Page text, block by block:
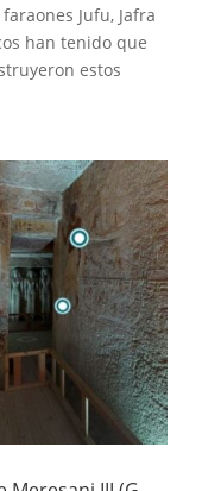
Jufu, Jafra
han tenido que
estos